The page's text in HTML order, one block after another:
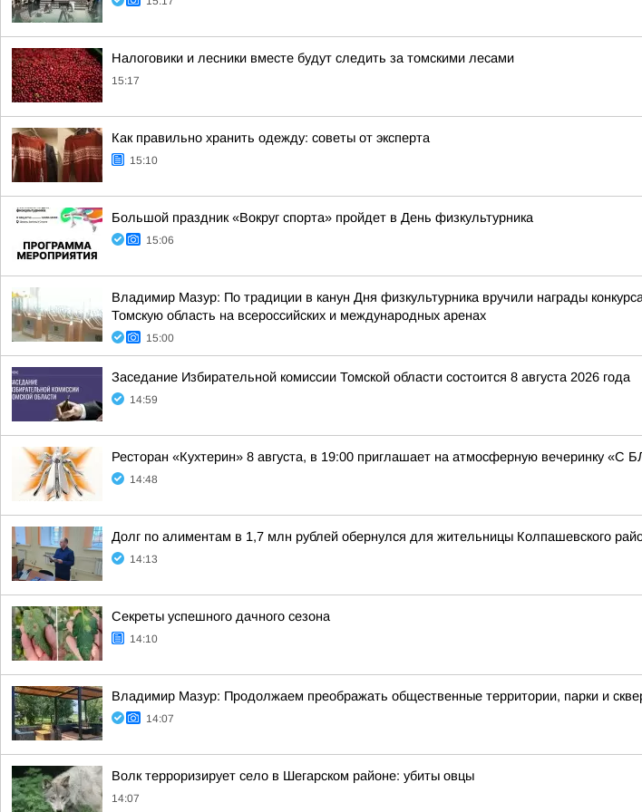
Налоговики и лесники вместе будут следить за томскими лесами
15:17
Как правильно хранить одежду: советы от эксперта
15:10
Большой праздник «Вокруг спорта» пройдет в День физкультурника
15:06
Владимир Мазур: По традиции в канун Дня физкультурника вручили награды
Томскую область на всероссийских и международных аренах
15:00
Заседание Избирательной комиссии Томской области состоится 8 августа 2026 года
14:59
Ресторан «Кухтерин» 8 августа, в 19:00 приглашает на атмосферную вечеринку «С
14:48
Долг по алиментам в 1,7 млн рублей обернулся для жительницы Колпашевского
14:13
Секреты успешного дачного сезона
14:10
Владимир Мазур: Продолжаем преображать общественные территории, парки и
14:07
Волк терроризирует село в Шегарском районе: убиты овцы
14:07